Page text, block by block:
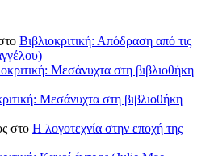
Βιβλιοκριτική: Απόδραση από τις
Μεσάνυχτα στη βιβλιοθήκη
Μεσάνυχτα στη βιβλιοθήκη
στο Η λογοτεχνία στην εποχή της